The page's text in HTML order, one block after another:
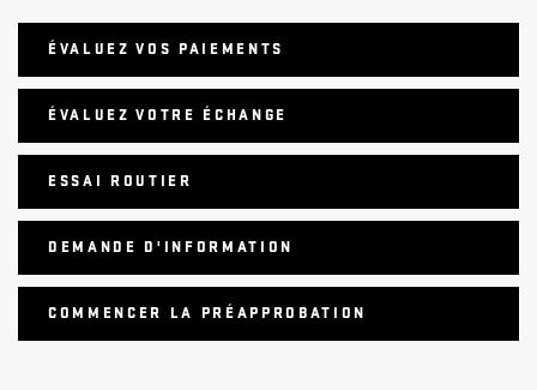
ÉVALUEZ VOSPAIEMENTS
ÉVALUEZ VOTRE ÉCHANGE
ESSAI ROUTIER
DEMANDE D'INFORMATION
COMMENCER LA PRÉAPPROBATION